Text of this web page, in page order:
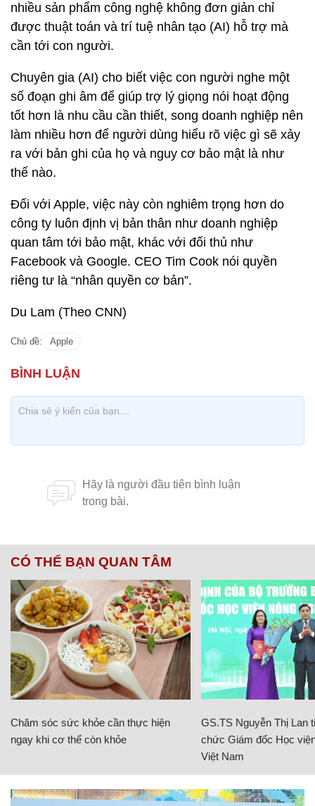
nhiều sản phẩm công nghệ không đơn giản chỉ
được thuật toán và trí tuệ nhân tạo (AI) hỗ trợ mà
cần tới con người.
Chuyên gia (AI) cho biết việc con người nghe một
số đoạn ghi âm để giúp trợ lý giọng nói hoạt động
tốt hơn là nhu cầu cần thiết, song doanh nghiệp nên
làm nhiều hơn để người dùng hiểu rõ việc gì sẽ xảy
ra với bản ghi của họ và nguy cơ bảo mật là như
thế nào.
Đối với Apple, việc này còn nghiêm trọng hơn do
công ty luôn định vị bản thân như doanh nghiệp
quan tâm tới bảo mật, khác với đối thủ như
Facebook và Google. CEO Tim Cook nói quyền
riêng tư là “nhân quyền cơ bản”.
Du Lam (Theo CNN)
Chủ đề: Apple
CÓ THỂ BẠN QUAN TÂM
Chăm sóc sức khỏe cần thực hiện
ngay khi cơ thể còn khỏe
GS.TS Nguyễn Thị Lan
chức Giám đốc Học
Việt Nam